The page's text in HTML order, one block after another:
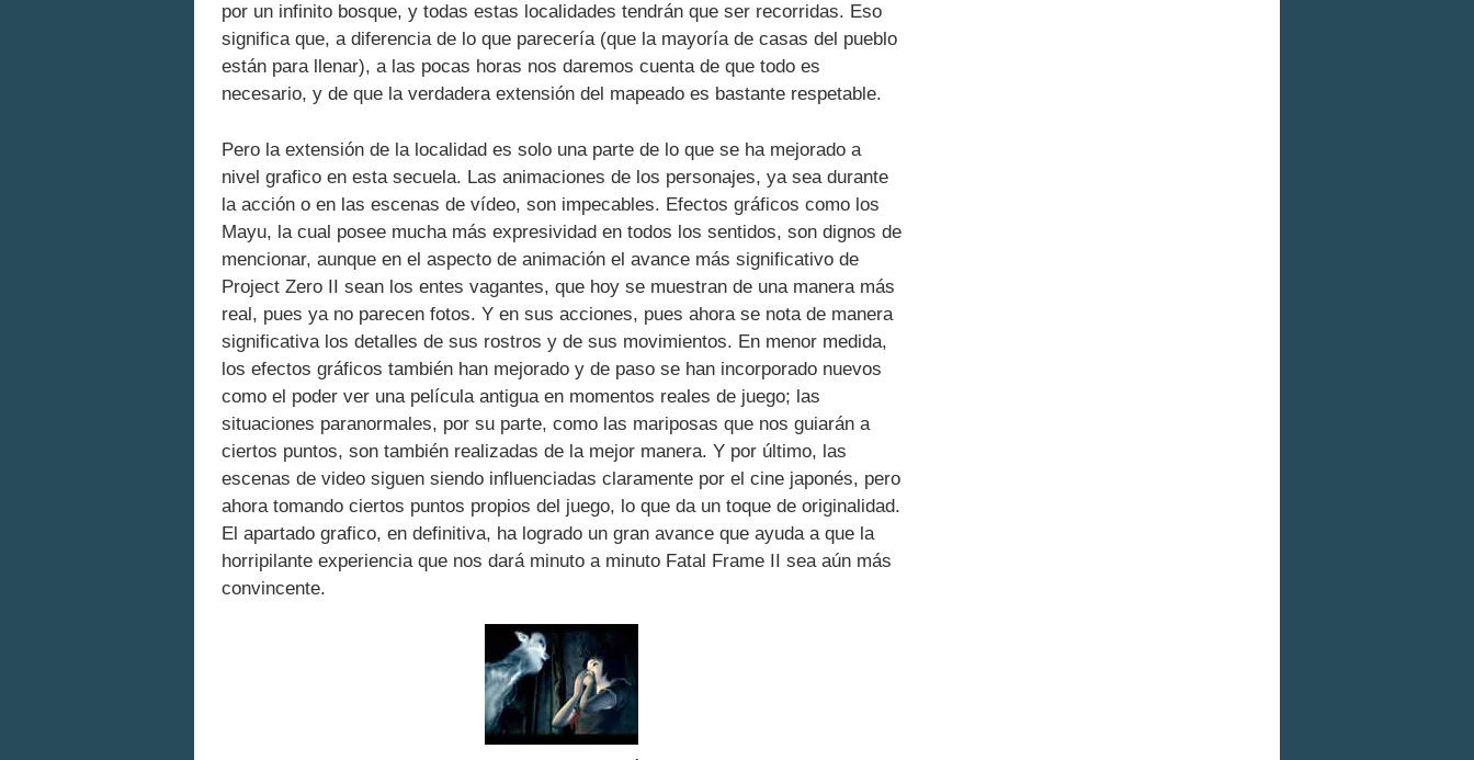
por un infinito bosque, y todas estas localidades tendrán que ser recorridas. Eso
significa que, a diferencia de lo que parecería (que la mayoría de casas del pueblo
están para llenar), a las pocas horas nos daremos cuenta de que todo es
necesario, y de que la verdadera extensión del mapeado es bastante respetable.
Pero la extensión de la localidad es solo una parte de lo que se ha mejorado a
nivel grafico en esta secuela. Las animaciones de los personajes, ya sea durante
la acción o en las escenas de vídeo, son impecables. Efectos gráficos como los
Mayu, la cual posee mucha más expresividad en todos los sentidos, son dignos de
mencionar, aunque en el aspecto de animación el avance más significativo de
Project Zero II sean los entes vagantes, que hoy se muestran de una manera más
real, pues ya no parecen fotos. Y en sus acciones, pues ahora se nota de manera
significativa los detalles de sus rostros y de sus movimientos. En menor medida,
los efectos gráficos también han mejorado y de paso se han incorporado nuevos
como el poder ver una película antigua en momentos reales de juego; las
situaciones paranormales, por su parte, como las mariposas que nos guiarán a
ciertos puntos, son también realizadas de la mejor manera. Y por último, las
escenas de video siguen siendo influenciadas claramente por el cine japonés, pero
ahora tomando ciertos puntos propios del juego, lo que da un toque de originalidad.
El apartado grafico, en definitiva, ha logrado un gran avance que ayuda a que la
horripilante experiencia que nos dará minuto a minuto Fatal Frame II sea aún más
convincente.